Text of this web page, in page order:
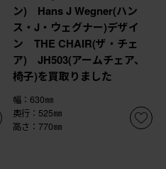
ン) Hans J Wegner(ハン
ス・J・ウェグナー)デザイ
ン THE CHAIR(ザ・チェ
ア) JH503(アームチェア、
椅子)を買取りました
幅：630㎜
奥行：525㎜
高さ：770㎜